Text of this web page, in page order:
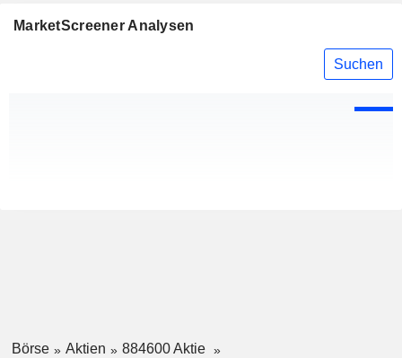
MarketScreener Analysen
Suchen
Börse Aktien
884600 Aktie